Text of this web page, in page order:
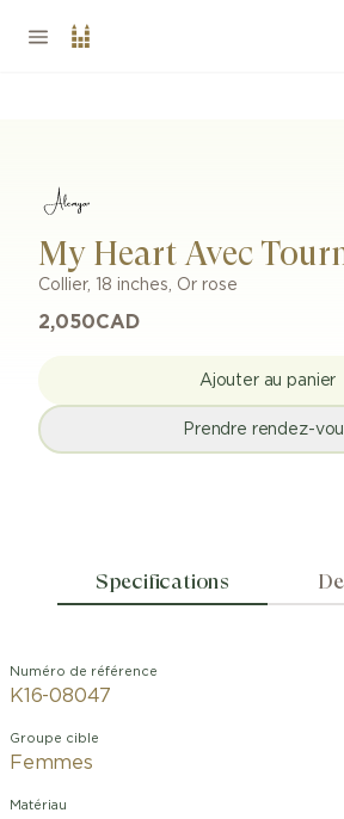
My Heart Avec
Collier, 18 inches, Or rose
2,050CAD
Ajouter au panier
Prendre rendez-
Specifications
Numéro de référence
K16-08047
Groupe cible
Femmes
Matériau